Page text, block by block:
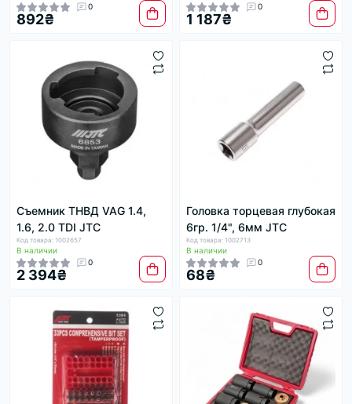
0
892₴
0
1 187₴
Съемник ТНВД VAG 1.4,
1.6, 2.0 TDI JTC
Код товара: 1002657
В наличии
0
2 394₴
Головка торцевая глубокая
6гр. 1/4", 6мм JTC
Код товара: 1002713
В наличии
0
68₴